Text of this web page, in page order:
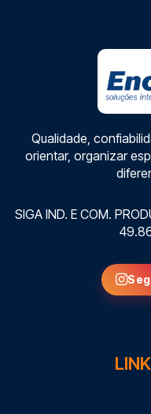
Qualidade,
orientar, organizar
SIGA IND. E COM.